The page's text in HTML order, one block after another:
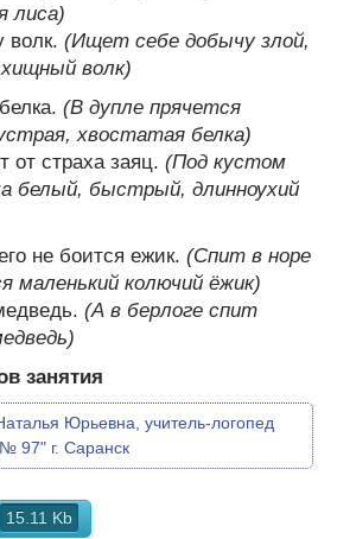
лиса)
волк. (Ищет себе добычу злой,
волк)
(В дупле прячется
хвостатая белка)
от страха заяц. (Под кустом
белый, быстрый, длинноухий
не боится ежик. (Спит в норе
маленький колючий ёжик)
(А в берлоге спит
занятия
Юрьевна, учитель-логопед
97" г. Саранск
15.11 Kb